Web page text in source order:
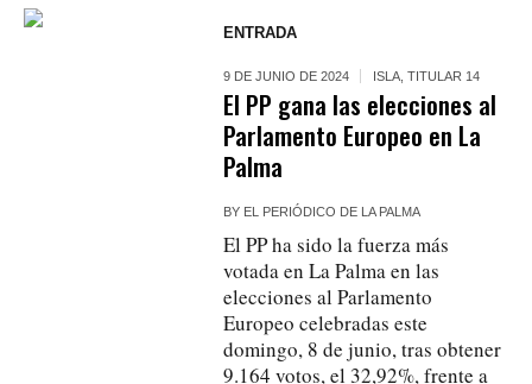
ENTRADA
9 DE JUNIO DE 2024 ISLA ,TITULAR 14
El PP gana las elecciones al
Parlamento Europeo en La
Palma
BY EL PERIÓDICO DE LA PALMA
El PP ha sido la fuerza más
votada en La Palma en las
elecciones al Parlamento
Europeo celebradas este
domingo, 8 de junio, tras obtener
9.164 votos, el 32,92%, frente a